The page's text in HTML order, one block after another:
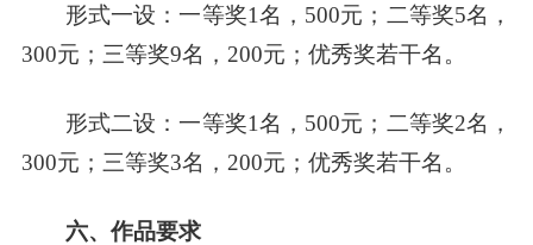
形式一设：一等奖1名， 500元；二等奖5名，
300元；三等奖9名，200元；优秀奖若干名。
形式二设：一等奖1名， 500元；二等奖2名，
300元；三等奖3名，200元；优秀奖若干名。
六、作品要求